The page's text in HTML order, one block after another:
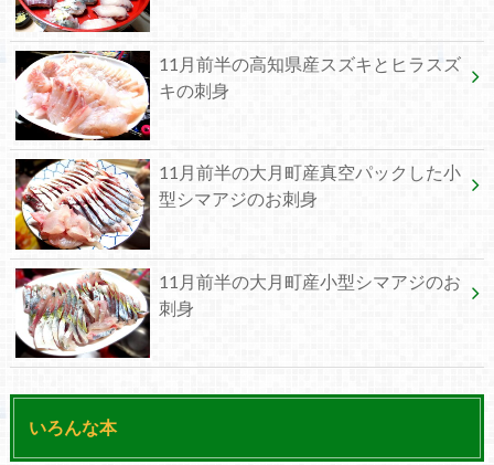
11月前半の高知県産スズキとヒラスズ
キの刺身
11月前半の大月町産真空パックした小
型シマアジのお刺身
11月前半の大月町産小型シマアジのお
刺身
いろんな本